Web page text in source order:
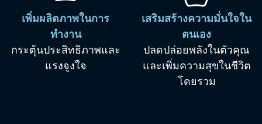
เพิ่มผลิตภาพในการ
ทำงาน
กระตุ้นประสิทธิภาพและ
แรงจูงใจ
เสริมสร้างความมั่นใจใน
ตนเอง
ปลดปล่อยพลังในตัวคุณ
และเพิ่มความสุขในชีวิต
โดยรวม